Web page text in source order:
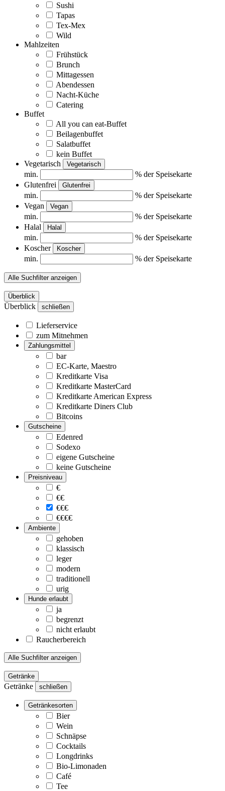
Sushi
Tapas
Tex-Mex
Wild
Mahlzeiten
Frühstück
Brunch
Mittagessen
Abendessen
Nacht-Küche
Catering
Buffet
All you can eat-Buffet
Beilagenbuffet
Salatbuffet
kein Buffet
Vegetarisch
Vegetarisch
min.
% der Speisekarte
Glutenfrei
Glutenfrei
min.
% der Speisekarte
Vegan
Vegan
min.
% der Speisekarte
Halal
Halal
min.
% der Speisekarte
Koscher
Koscher
min. % der Speisekarte
Alle Suchfilter anzeigen
Überblick
Überblick schließen
Lieferservice
zum Mitnehmen
Zahlungsmittel
bar
EC-Karte, Maestro
Kreditkarte Visa
Kreditkarte MasterCard
Kreditkarte American Express
Kreditkarte Diners Club
Bitcoins
Gutscheine
Edenred
Sodexo
eigene Gutscheine
keine Gutscheine
Preisniveau
€
€€
€€€
€€€€
Ambiente
gehoben
klassisch
leger
modern
traditionell
urig
Hunde erlaubt
ja
begrenzt
nicht erlaubt
Raucherbereich
Alle Suchfilter anzeigen
Getränke
Getränke schließen
Getränkesorten
Bier
Wein
Schnäpse
Cocktails
Longdrinks
Bio-Limonaden
Café
Tee